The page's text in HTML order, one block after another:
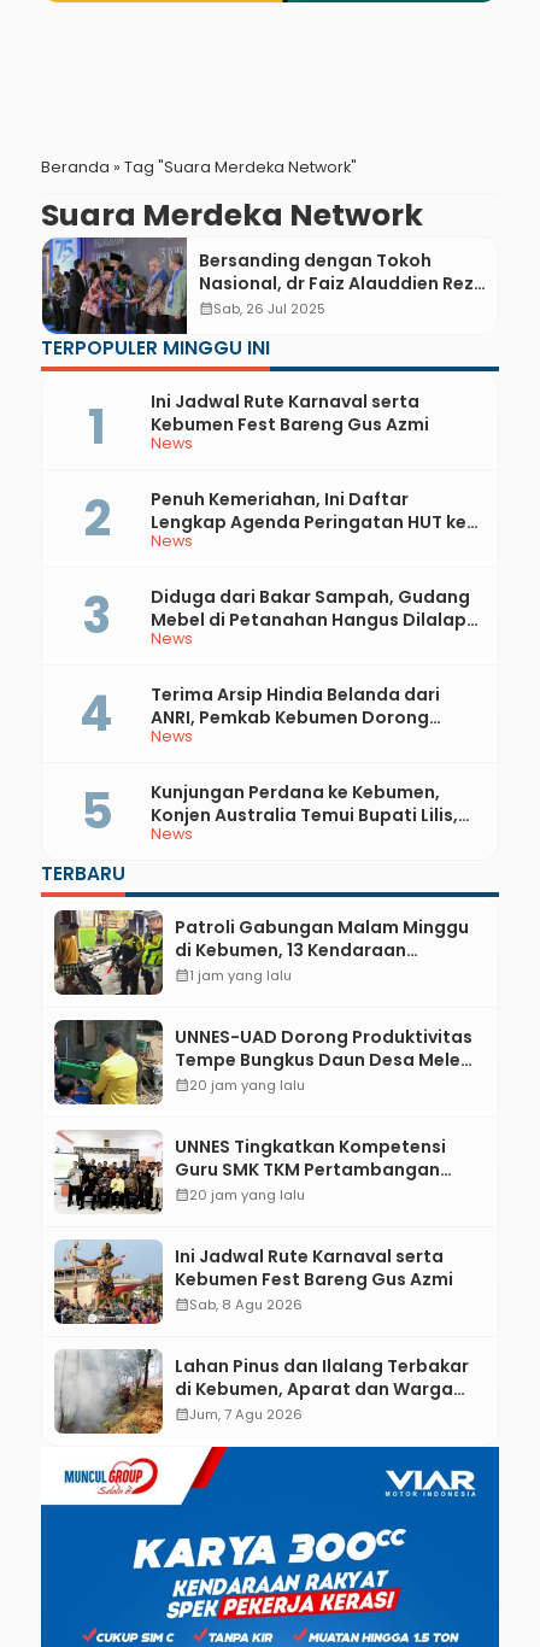
Beranda » Tag "Suara Merdeka Network"
Suara Merdeka Network
Bersanding dengan Tokoh
Nasional, dr Faiz Alauddien Reza
Mardhika Raih Penghargaan 75
calendar_monthSab, 26 Jul 2025
TERPOPULER MINGGU INI
News
Ini Jadwal Rute Karnaval serta
Kebumen Fest Bareng Gus Azmi
News
Penuh Kemeriahan, Ini Daftar
Lengkap Agenda Peringatan HUT ke-
81 RI dan Hari Jadi ke-397 Kabupaten
News
Diduga dari Bakar Sampah, Gudang
Mebel di Petanahan Hangus Dilalap
Api
News
Terima Arsip Hindia Belanda dari
ANRI, Pemkab Kebumen Dorong
Integrasi Sejarah, Geopark, dan
News
Kunjungan Perdana ke Kebumen,
Konjen Australia Temui Bupati Lilis,
Ini yang Dibahas
TERBARU
Patroli Gabungan Malam Minggu
di Kebumen, 13 Kendaraan
Terjaring Razia Knalpot Brong
calendar_month1 jam yang lalu
UNNES-UAD Dorong Produktivitas
Tempe Bungkus Daun Desa Meles,
Bantu Mesin dan Pendampingan
calendar_month20 jam yang lalu
UNNES Tingkatkan Kompetensi
Guru SMK TKM Pertambangan
Kebumen melalui Desain Green
calendar_month20 jam yang lalu
Ini Jadwal Rute Karnaval serta
Kebumen Fest Bareng Gus Azmi
calendar_monthSab, 8 Agu 2026
Lahan Pinus dan Ilalang Terbakar
di Kebumen, Aparat dan Warga
Padamkan Api Secara Manual
calendar_monthJum, 7 Agu 2026